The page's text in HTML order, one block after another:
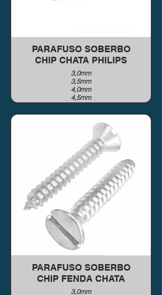
PARAFUSO SOBERBO
CHIP CHATA PHILIPS
3,0mm
3,5mm
4,0mm
4,5mm
5,0mm
5,5mm
PARAFUSO SOBERBO
CHIP FENDA CHATA
3,0mm